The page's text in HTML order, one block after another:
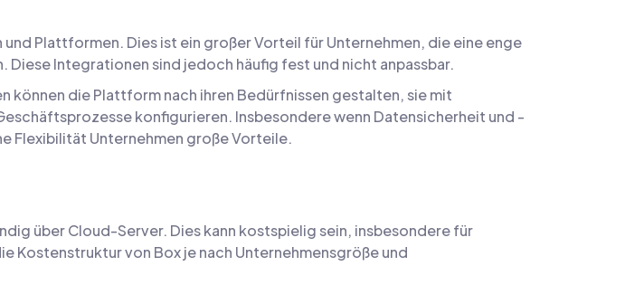
Plattformen. Dies ist ein großer Vorteil für Unternehmen, die eine enge
Integrationen sind jedoch häufig fest und nicht anpassbar.
können die Plattform nach ihren Bedürfnissen gestalten, sie mit
konfigurieren. Insbesondere wenn Datensicherheit und -
Flexibilität Unternehmen große Vorteile.
über Cloud-Server. Dies kann kostspielig sein, insbesondere für
Kostenstruktur von Box je nach Unternehmensgröße und